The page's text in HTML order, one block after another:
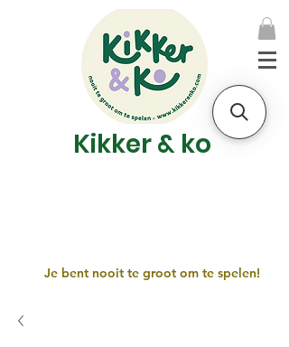
Kikker & ko
Je bent nooit te groot om te spelen!